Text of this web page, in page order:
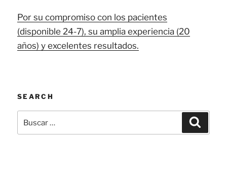
Por su compromiso con los pacientes
(disponible 24-7), su amplia experiencia (20
años) y excelentes resultados.
SEARCH
Buscar
por: